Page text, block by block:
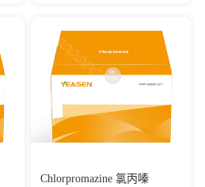
Chlorpromazine 氯丙嗪